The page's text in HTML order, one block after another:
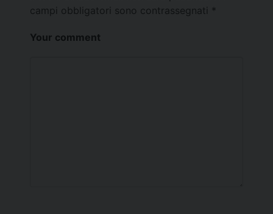
campi obbligatori sono contrassegnati *
Your comment